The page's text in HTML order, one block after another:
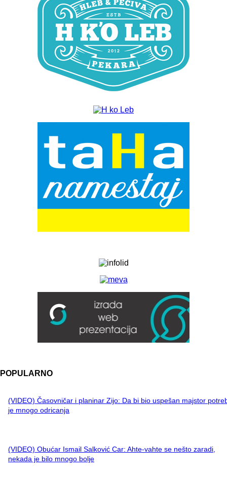
POPULARNO
(VIDEO) Časovničar i planinar Zijo: Da bi bio uspešan majstor
je mnogo odricanja
(VIDEO) Obućar Ismail Salković Car: Ahte-vahte se nešto zaradi,
nekada je bilo mnogo bolje